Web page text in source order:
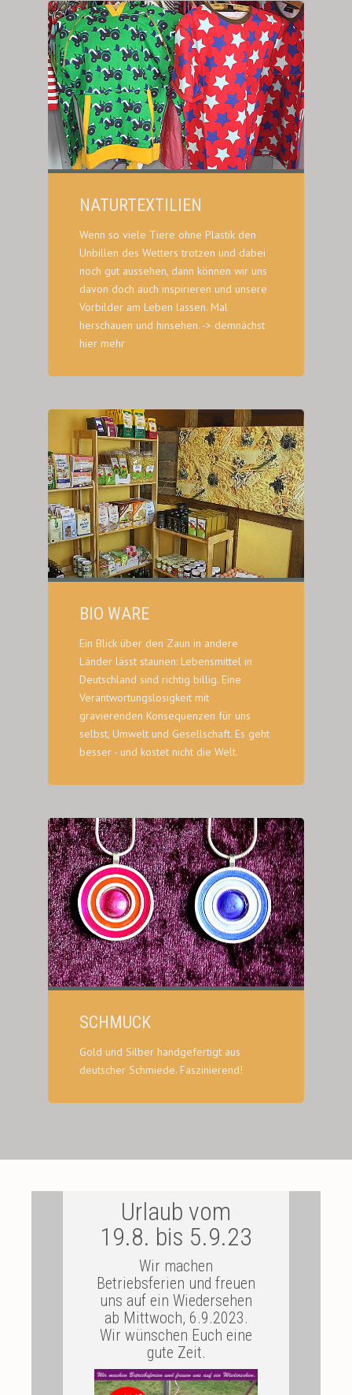
NATURTEXTILIEN
Wenn so viele Tiere ohne Plastik den
Unbillen des Wetters trotzen und dabei
noch gut aussehen, dann können wir uns
davon doch auch inspirieren und unsere
Vorbilder am Leben lassen. Mal
herschauen und hinsehen. -> demnächst
hier mehr
BIO WARE
Ein Blick über den Zaun in andere
Länder lässt staunen: Lebensmittel in
Deutschland sind richtig billig. Eine
Verantwortungslosigkeit mit
gravierenden Konsequenzen für uns
selbst, Umwelt und Gesellschaft. Es geht
besser - und kostet nicht die Welt.
SCHMUCK
Gold und Silber handgefertigt aus
deutscher Schmiede. Faszinierend!
Urlaub vom
19.8. bis 5.9.23
Wir machen
Betriebsferien und freuen
uns auf ein Wiedersehen
ab Mittwoch, 6.9.2023.
Wir wünschen Euch eine
gute Zeit.